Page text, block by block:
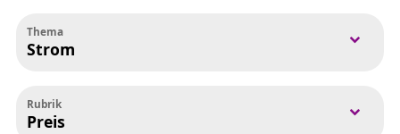
Thema
Strom
Rubrik
Preis